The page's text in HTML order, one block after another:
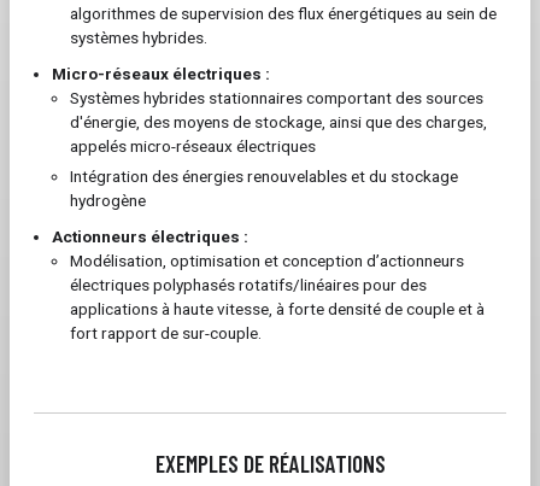
algorithmes de supervision des flux énergétiques au sein de
systèmes hybrides.
Micro-réseaux électriques :
Systèmes hybrides stationnaires comportant des sources
d'énergie, des moyens de stockage, ainsi que des charges,
appelés micro-réseaux électriques
Intégration des énergies renouvelables et du stockage
hydrogène
Actionneurs électriques :
Modélisation, optimisation et conception d’actionneurs
électriques polyphasés rotatifs/linéaires pour des
applications à haute vitesse, à forte densité de couple et à
fort rapport de sur-couple.
EXEMPLES DE RÉALISATIONS